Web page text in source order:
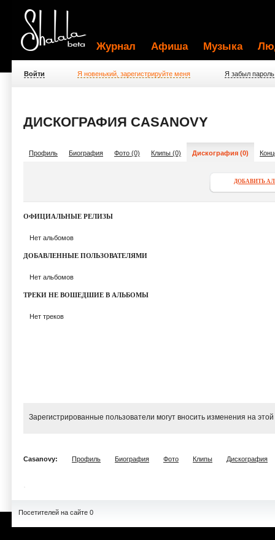
Журнал Афиша Музыка
Войти Я новенький, зарегистрируйте меня Я забыл пароль
ДИСКОГРАФИЯ CASANOVY
Профиль Биография Фото (0) Клипы (0) Дискография (0)
ДОБАВИТЬ
ОФИЦИАЛЬНЫЕ РЕЛИЗЫ
Нет альбомов
ДОБАВЛЕННЫЕ ПОЛЬЗОВАТЕЛЯМИ
Нет альбомов
ТРЕКИ НЕ ВОШЕДШИЕ В АЛЬБОМЫ
Нет треков
Зарегистрированные пользователи могут вносить изменения на
Casanovy: Профиль Биография Фото Клипы Дискография
Посетителей на сайте 0